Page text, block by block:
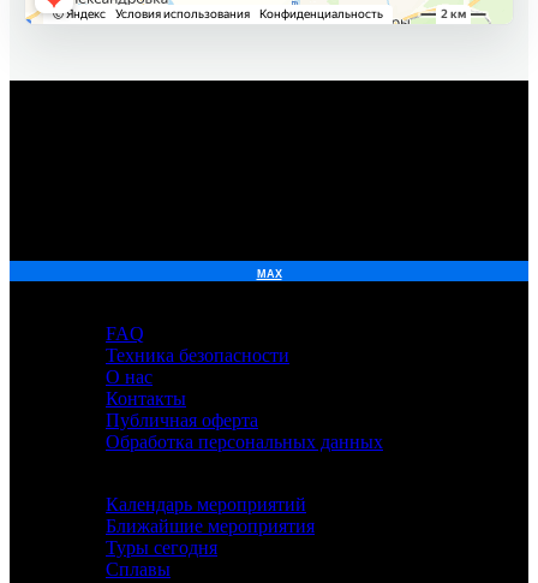
FAQ
Техника безопасности
О нас
Контакты
Публичная оферта
Обработка персональных данных
Календарь мероприятий
Ближайшие мероприятия
Туры сегодня
Сплавы